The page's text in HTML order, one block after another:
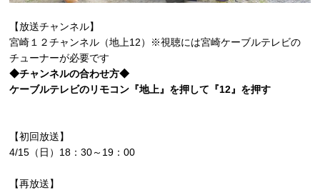
【放送チャンネル】
宮崎１２チャンネル（地上12）※視聴には宮崎ケーブルテレビの
チューナーが必要です
◆チャンネルの合わせ方◆
ケーブルテレビのリモコン『地上』を押して『12』を押す
【初回放送】
4/15（日）18：30～19：00
【再放送】